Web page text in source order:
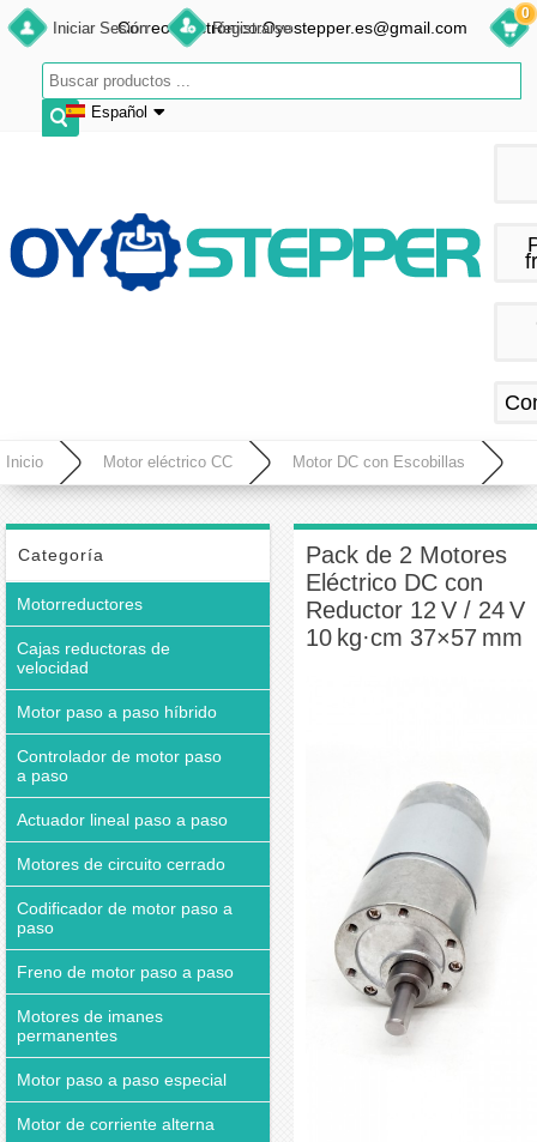
Iniciar Sesión Registrarse
Español
Français
Español
Correo electrónico:Oyostepper.es@gmail.com
0
Inicio Motor eléctrico CC Motor DC con Escobillas
Categoría
Motorreductores
Cajas reductoras de
velocidad
Motor paso a paso híbrido
Controlador de motor paso
a paso
Actuador lineal paso a paso
Motores de circuito cerrado
Codificador de motor paso a
paso
Freno de motor paso a paso
Motores de imanes
permanentes
Motor paso a paso especial
Motor de corriente alterna
Pack de 2 Motores
Eléctrico DC con
Reductor 12 V / 24 V
10 kg·cm 37×57 mm